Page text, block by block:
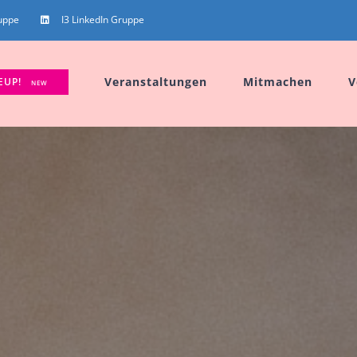
I3 LinkedIn Gruppe
NEW Veranstaltungen Mitmachen